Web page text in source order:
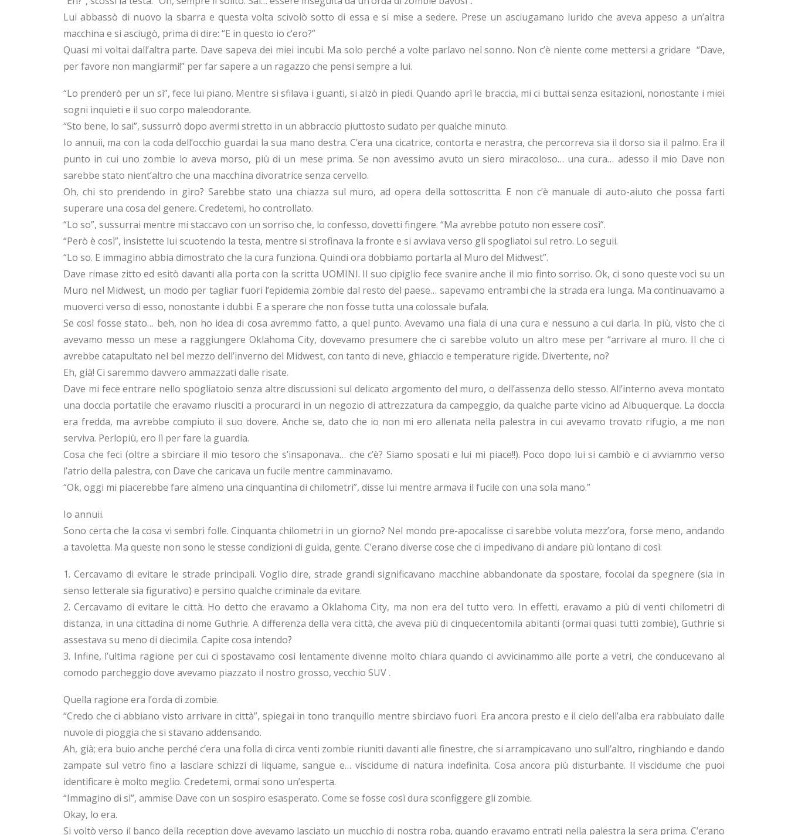
Lui abbassò di nuovo la sbarra e questa volta scivolò sotto di essa e si mise a sedere. Prese un asciugamano lurido che aveva appeso a un’altra
macchina e si asciugò, prima di dire: “E in questo io c’ero?”
Quasi mi voltai dall’altra parte. Dave sapeva dei miei incubi. Ma solo perché a volte parlavo nel sonno. Non c’è niente come mettersi a gridare “Dave,
per favore non mangiarmi!” per far sapere a un ragazzo che pensi sempre a lui.
“Lo prenderò per un sì”, fece lui piano. Mentre si sfilava i guanti, si alzò in piedi. Quando aprì le braccia, mi ci buttai senza esitazioni, nonostante i miei
sogni inquieti e il suo corpo maleodorante.
“Sto bene, lo sai”, sussurrò dopo avermi stretto in un abbraccio piuttosto sudato per qualche minuto.
Io annuii, ma con la coda dell’occhio guardai la sua mano destra. C’era una cicatrice, contorta e nerastra, che percorreva sia il dorso sia il palmo. Era il
punto in cui uno zombie lo aveva morso, più di un mese prima. Se non avessimo avuto un siero miracoloso… una cura… adesso il mio Dave non
sarebbe stato nient’altro che una macchina divoratrice senza cervello.
Oh, chi sto prendendo in giro? Sarebbe stato una chiazza sul muro, ad opera della sottoscritta. E non c’è manuale di auto-aiuto che possa farti
superare una cosa del genere. Credetemi, ho controllato.
“Lo so”, sussurrai mentre mi staccavo con un sorriso che, lo confesso, dovetti fingere. “Ma avrebbe potuto non essere così”.
“Però è così”, insistette lui scuotendo la testa, mentre si strofinava la fronte e si avviava verso gli spogliatoi sul retro. Lo seguii.
“Lo so. E immagino abbia dimostrato che la cura funziona. Quindi ora dobbiamo portarla al Muro del Midwest”.
Dave rimase zitto ed esitò davanti alla porta con la scritta UOMINI. Il suo cipiglio fece svanire anche il mio finto sorriso. Ok, ci sono queste voci su un
Muro nel Midwest, un modo per tagliar fuori l’epidemia zombie dal resto del paese… sapevamo entrambi che la strada era lunga. Ma continuavamo a
muoverci verso di esso, nonostante i dubbi. E a sperare che non fosse tutta una colossale bufala.
Se così fosse stato… beh, non ho idea di cosa avremmo fatto, a quel punto. Avevamo una fiala di una cura e nessuno a cui darla. In più, visto che ci
avevamo messo un mese a raggiungere Oklahoma City, dovevamo presumere che ci sarebbe voluto un altro mese per “arrivare al muro. Il che ci
avrebbe catapultato nel bel mezzo dell’inverno del Midwest, con tanto di neve, ghiaccio e temperature rigide. Divertente, no?
Eh, già! Ci saremmo davvero ammazzati dalle risate.
Dave mi fece entrare nello spogliatoio senza altre discussioni sul delicato argomento del muro, o dell’assenza dello stesso. All’interno aveva montato
una doccia portatile che eravamo riusciti a procurarci in un negozio di attrezzatura da campeggio, da qualche parte vicino ad Albuquerque. La doccia
era fredda, ma avrebbe compiuto il suo dovere. Anche se, dato che io non mi ero allenata nella palestra in cui avevamo trovato rifugio, a me non
serviva. Perlopiù, ero lì per fare la guardia.
Cosa che feci (oltre a sbirciare il mio tesoro che s’insaponava… che c’è? Siamo sposati e lui mi piace!!). Poco dopo lui si cambiò e ci avviammo verso
l’atrio della palestra, con Dave che caricava un fucile mentre camminavamo.
“Ok, oggi mi piacerebbe fare almeno una cinquantina di chilometri”, disse lui mentre armava il fucile con una sola mano.”
Io annuii.
Sono certa che la cosa vi sembri folle. Cinquanta chilometri in un giorno? Nel mondo pre-apocalisse ci sarebbe voluta mezz’ora, forse meno, andando
a tavoletta. Ma queste non sono le stesse condizioni di guida, gente. C’erano diverse cose che ci impedivano di andare più lontano di così:
1. Cercavamo di evitare le strade principali. Voglio dire, strade grandi significavano macchine abbandonate da spostare, focolai da spegnere (sia in
senso letterale sia figurativo) e persino qualche criminale da evitare.
2. Cercavamo di evitare le città. Ho detto che eravamo a Oklahoma City, ma non era del tutto vero. In effetti, eravamo a più di venti chilometri di
distanza, in una cittadina di nome Guthrie. A differenza della vera città, che aveva più di cinquecentomila abitanti (ormai quasi tutti zombie), Guthrie si
assestava su meno di diecimila. Capite cosa intendo?
3. Infine, l’ultima ragione per cui ci spostavamo così lentamente divenne molto chiara quando ci avvicinammo alle porte a vetri, che conducevano al
comodo parcheggio dove avevamo piazzato il nostro grosso, vecchio SUV .
Quella ragione era l’orda di zombie.
“Credo che ci abbiano visto arrivare in città”, spiegai in tono tranquillo mentre sbirciavo fuori. Era ancora presto e il cielo dell’alba era rabbuiato dalle
nuvole di pioggia che si stavano addensando.
Ah, già; era buio anche perché c’era una folla di circa venti zombie riuniti davanti alle finestre, che si arrampicavano uno sull’altro, ringhiando e dando
zampate sul vetro fino a lasciare schizzi di liquame, sangue e… viscidume di natura indefinita. Cosa ancora più disturbante. Il viscidume che puoi
identificare è molto meglio. Credetemi, ormai sono un’esperta.
“Immagino di sì”, ammise Dave con un sospiro esasperato. Come se fosse così dura sconfiggere gli zombie.
Okay, lo era.
Si voltò verso il banco della reception dove avevamo lasciato un mucchio di nostra roba, quando eravamo entrati nella palestra la sera prima. C’erano